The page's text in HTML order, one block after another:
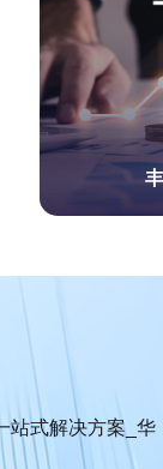
站式解决方案_华